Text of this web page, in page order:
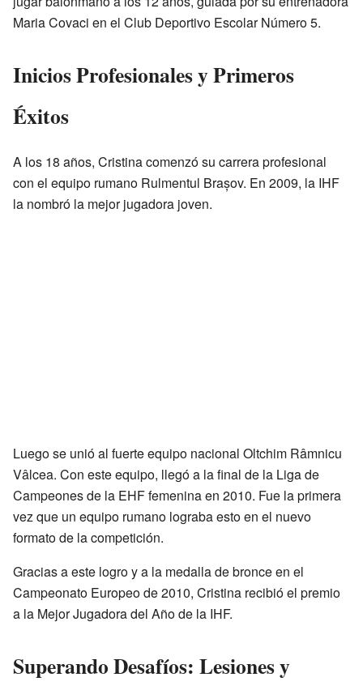
Maria Covaci en el Club Deportivo Escolar Número 5.
Inicios Profesionales y Primeros
Éxitos
A los 18 años, Cristina comenzó su carrera profesional
con el equipo rumano Rulmentul Brașov. En 2009, la IHF
la nombró la mejor jugadora joven.
Luego se unió al fuerte equipo nacional Oltchim Râmnicu
Vâlcea. Con este equipo, llegó a la final de la Liga de
Campeones de la EHF femenina en 2010. Fue la primera
vez que un equipo rumano lograba esto en el nuevo
formato de la competición.
Gracias a este logro y a la medalla de bronce en el
Campeonato Europeo de 2010, Cristina recibió el premio
a la Mejor Jugadora del Año de la IHF.
Superando Desafíos: Lesiones y